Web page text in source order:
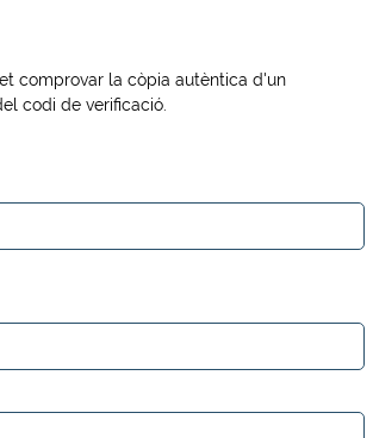
comprovar la còpia autèntica d'un
codi de verificació.